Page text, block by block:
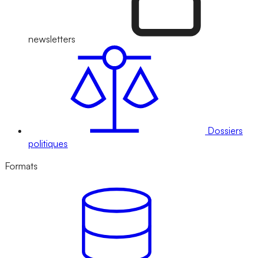
newsletters
Dossiers
politiques
Formats